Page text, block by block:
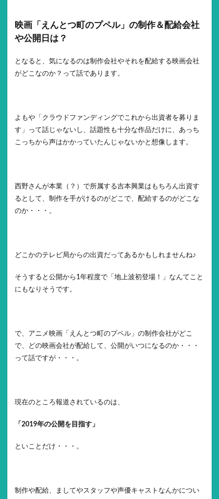
映画「えんとつ町のプペル」の制作＆配給会社
や公開日は？
となると、気になるのは制作会社やそれを配給する映画会社
がどこなのか？って話であります。
よもや「クラウドファンディングでこれから出資者を募りま
す」って話じゃないし、話題性も十分な作品だけに、あっち
こっちから声はかかっていたんじゃないかと想像します。
西野さんが本業（？）で所属する吉本興業はもちろん出資す
るとして、制作を手がけるのがどこで、配給するのがどこな
のか・・・。
どこかのテレビ局からの出資だってあるかもしれませんね♪
そうすると公開から1年程度で「地上波初登場！」なんてこと
にもなりそうです。
で、アニメ映画「えんとつ町のプペル」の制作会社がどこ
で、どの映画会社が配給して、公開がいつになるのか・・・
って話ですが・・・。
現在のところ報道されているのは、
「2019年の公開を目指す」
といことだけ・・・。
制作や配給、ましてやスタッフや声優キャストなんかについ